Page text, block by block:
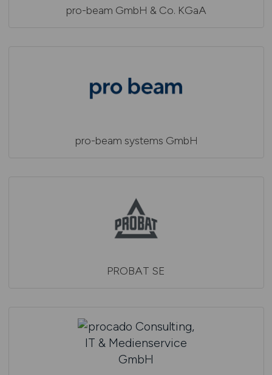
pro-beam GmbH & Co. KGaA
pro-beam systems GmbH
PROBAT SE